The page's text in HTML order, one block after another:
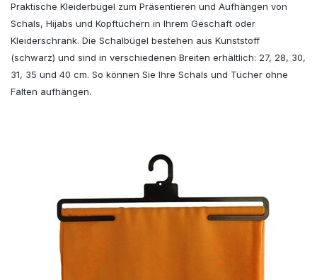
Praktische Kleiderbügel zum Präsentieren und Aufhängen von
Schals, Hijabs und Kopftüchern in Ihrem Geschäft oder
Kleiderschrank. Die Schalbügel bestehen aus Kunststoff
(schwarz) und sind in verschiedenen Breiten erhältlich: 27, 28, 30,
31, 35 und 40 cm. So können Sie Ihre Schals und Tücher ohne
Falten aufhängen.